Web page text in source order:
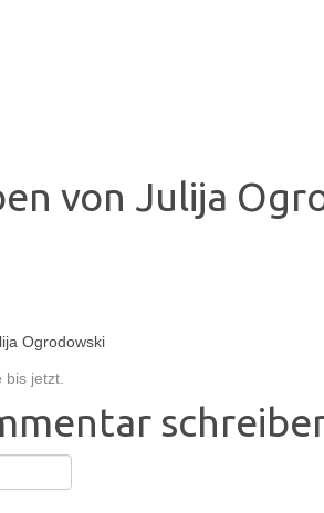
von Julija
Ogrodowski
bis jetzt.